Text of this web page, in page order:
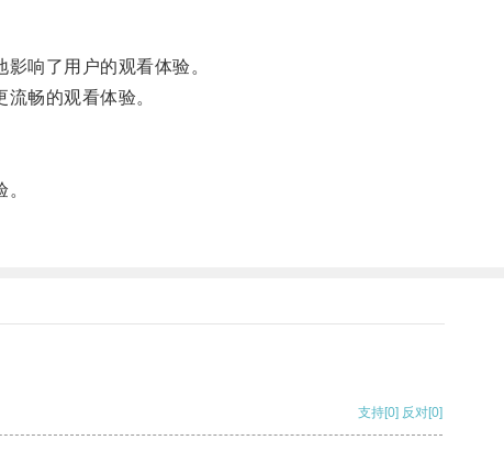
响了用户的观看体验。
畅的观看体验。
支持[0] 反对[0]